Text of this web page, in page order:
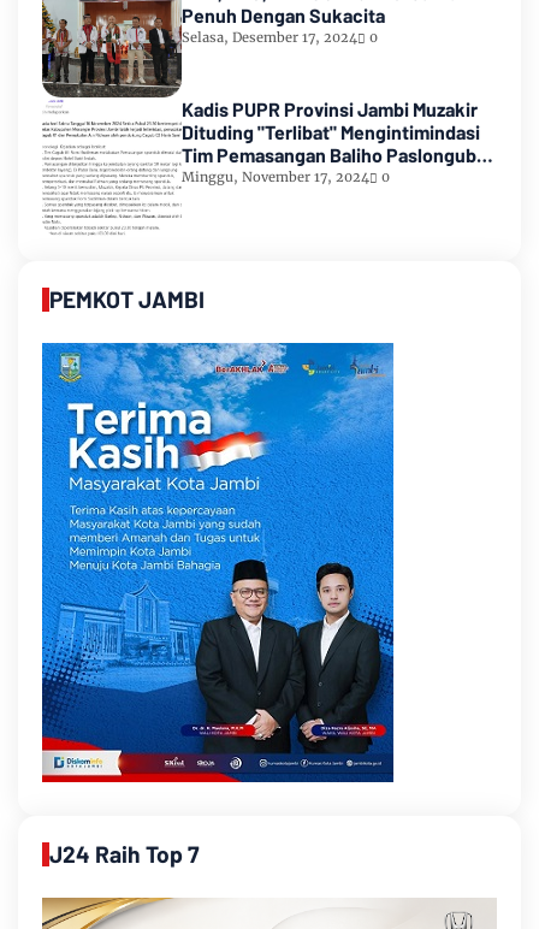
Penuh Dengan Sukacita
Selasa, Desember 17, 2024 0
Kadis PUPR Provinsi Jambi Muzakir
Dituding "Terlibat" Mengintimindasi
Tim Pemasangan Baliho Paslongub
Romi-Sudirman
Minggu, November 17, 2024 0
PEMKOT JAMBI
J24 Raih Top 7